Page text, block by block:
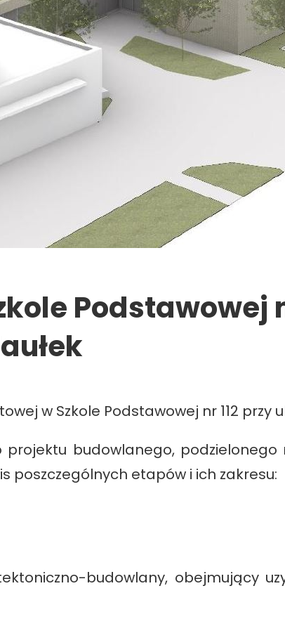
Podstawowej
w Szkole Podstawowej nr 112 przy
budowlanego,
poszczególnych etapów i ich zakresu:
budowlany, obejmujący